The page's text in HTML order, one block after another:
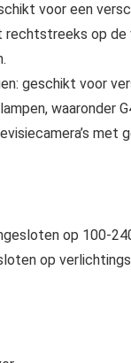
voor een
rechtstreeks op de
geschikt voor
waaronder
met
op
op